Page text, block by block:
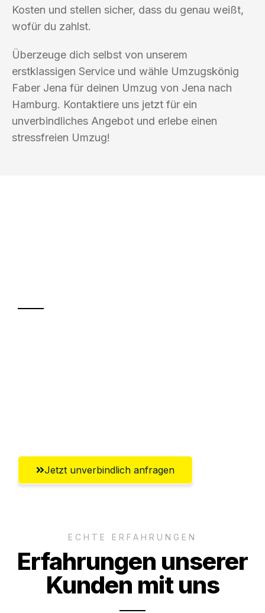
Kosten und stellen sicher, dass du genau weißt,
wofür du zahlst.
Überzeuge dich selbst von unserem
erstklassigen Service und wähle Umzugskönig
Faber Jena für deinen Umzug von Jena nach
Hamburg. Kontaktiere uns jetzt für ein
unverbindliches Angebot und erlebe einen
stressfreien Umzug!
Jetzt unverbindlich anfragen
ECHTE ERFAHRUNGEN
Erfahrungen unserer
Kunden mit uns